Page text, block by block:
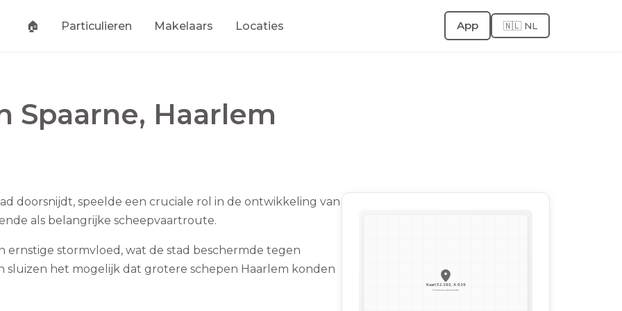
🏠 Particulieren Makelaars Locaties App 🇳🇱 NL
Spaarne, Haarlem
doorsnijdt, speelde een cruciale rol in de ontwikkeling van
als belangrijke scheepvaartroute.
ernstige stormvloed, wat de stad beschermde tegen
het mogelijk dat grotere schepen Haarlem konden